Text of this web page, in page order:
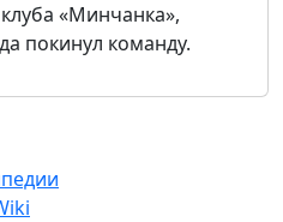
«Минчанка»,
покинул команду.